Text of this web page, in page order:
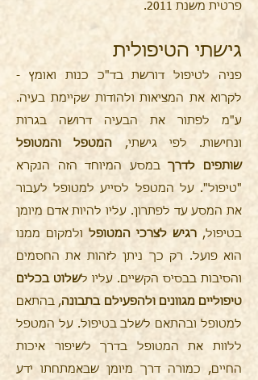
פרטית משנת 2011.
גישתי הטיפולית
פניה לטיפול דורשת בד"כ כנות ואומץ -
לקרוא את המציאות ולהודות שקיימת בעיה.
ע"מ לפתור את הבעיה דרושה בגרות
ונחישות. לפי גישתי, המטפל והמטופל
שותפים לדרךבמסע המיוחד הזה הנקרא
"טיפול". על המטפל לסייע למטופל לעבור
את המסע עד לפתרון. עליו להיות אדם מיומן
בטיפול, רגיש לצרכי המטופל ולמקום ממנו
הוא פועל. רק כך ניתן לזהות את החסמים
והסיבות בבסיס הקשיים. עליו לשלוט בכלים
טיפוליים מגוונים ולהפעילם בתבונה, בהתאם
למטופל ובהתאם לשלב בטיפול. על המטפל
ללוות את המטופל בדרך לשיפור איכות
החיים, כמורה דרך מיומן שבאמתחתו ידע